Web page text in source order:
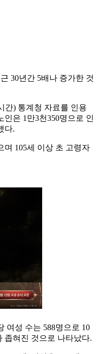
30년간 5배나 증가한 것
간) 통계청 자료를 인용
인은 1만3천350명으로 인
다.
105세 이상 초 고령자
여성 수는 588명으로 10
좁혀진 것으로 나타났다.